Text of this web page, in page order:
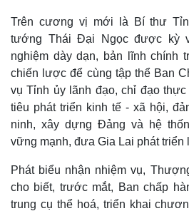
Trên cương vị mới là Bí thư
tướng Thái Đại Ngọc được kỳ
nghiệm dày dạn, bản lĩnh chính
chiến lược để cùng tập thể Ban
vụ Tỉnh ủy lãnh đạo, chỉ đạo
tiêu phát triển kinh tế - xã hội,
ninh, xây dựng Đảng và hệ
vững mạnh, đưa Gia Lai phát triển
Phát biểu nhận nhiệm vụ,
cho biết, trước mắt, Ban chấp
trung cụ thể hoá, triển khai